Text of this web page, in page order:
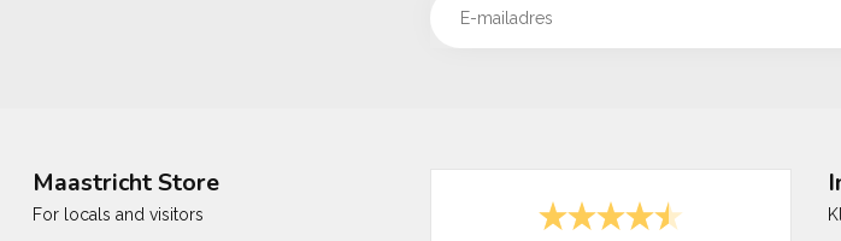
Maastricht Store
For locals and visitors